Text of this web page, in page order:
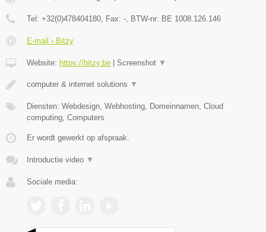
Tel: +32(0)478404180, Fax: -, BTW-nr: BE 1008.126.146
E-mail › Bitzy
Website: https://bitzy.be Screenshot ▼
computer & internet solutions ▼
Diensten: Webdesign, Webhosting, Domeinnamen, Cloud
computing, Computers
Er wordt gewerkt op afspraak.
Introductie video ▼
Sociale media: